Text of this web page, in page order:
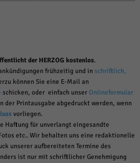
der HERZOG kostenlos.
frühzeitig und in schriftlich,
können Sie eine E-Mail an
schicken, oder einfach unserOnlineformular
der Printausgabe abgedruckt werden, wenn
vorliegen.
Haftung für unverlangt eingesandte
etc.. Wir behalten uns eine redaktionelle
unserer aufbereiteten Termine des
ist nur mit schriftlicher Genehmigung